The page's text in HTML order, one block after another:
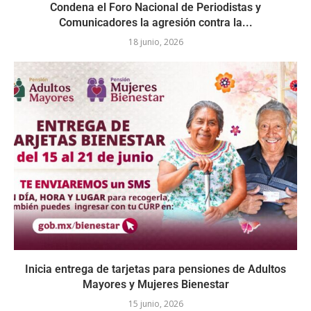
Condena el Foro Nacional de Periodistas y
Comunicadores la agresión contra la...
18 junio, 2026
Inicia entrega de tarjetas para pensiones de Adultos
Mayores y Mujeres Bienestar
15 junio, 2026